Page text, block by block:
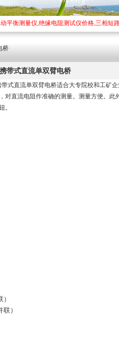
测量仪,绝缘电阻测试仪价格,三相短路接地
桥
带式直流单双臂电桥
式直流单双臂电桥适合大专院校和工矿
对直流电阻作准确的测量。测量方便。此
。
）